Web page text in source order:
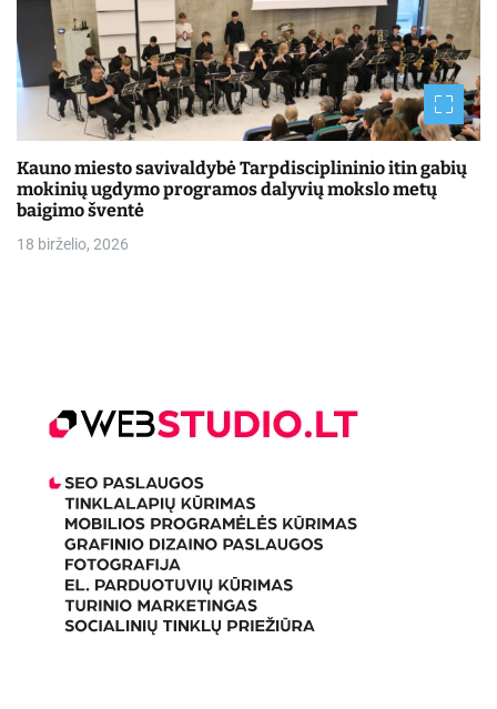
Kauno miesto savivaldybė Tarpdisciplininio itin gabių
mokinių ugdymo programos dalyvių mokslo metų
baigimo šventė
18 birželio, 2026